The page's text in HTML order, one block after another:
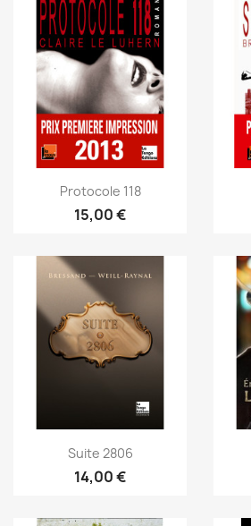
Protocole 118
15,00 €
Suite 2806
14,00 €